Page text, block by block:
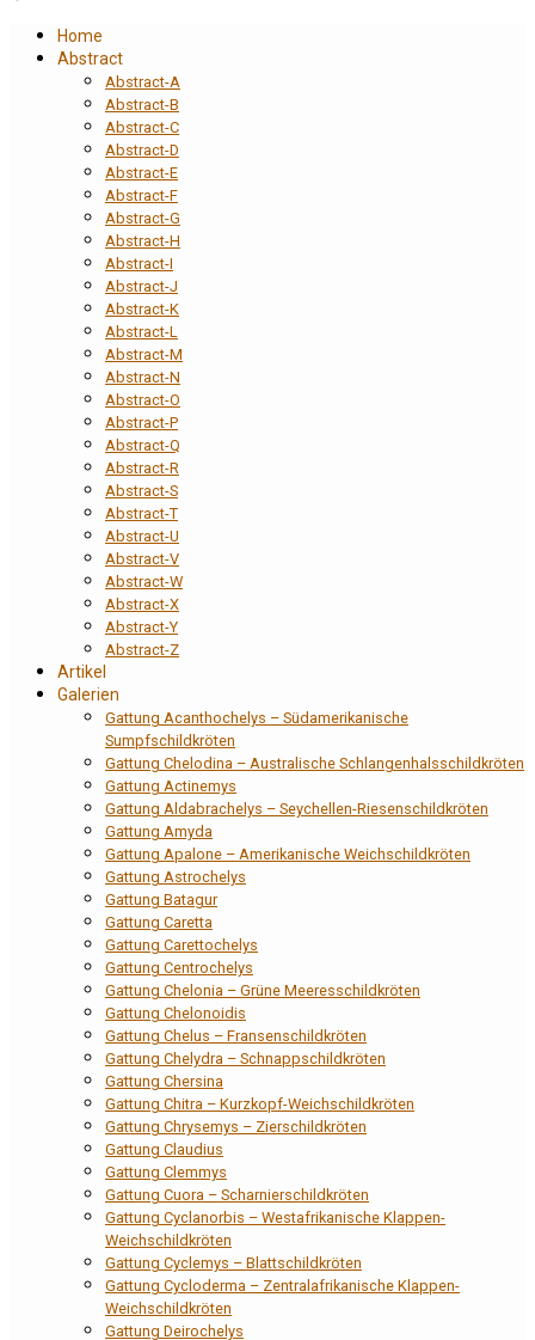
Home
Abstract
Abstract-A
Abstract-B
Abstract-C
Abstract-D
Abstract-E
Abstract-F
Abstract-G
Abstract-H
Abstract-I
Abstract-J
Abstract-K
Abstract-L
Abstract-M
Abstract-N
Abstract-O
Abstract-P
Abstract-Q
Abstract-R
Abstract-S
Abstract-T
Abstract-U
Abstract-V
Abstract-W
Abstract-X
Abstract-Y
Abstract-Z
Artikel
Galerien
Gattung Acanthochelys – Südamerikanische
Sumpfschildkröten
Gattung Chelodina – Australische Schlangenhalsschildkröten
Gattung Actinemys
Gattung Aldabrachelys – Seychellen-Riesenschildkröten
Gattung Amyda
Gattung Apalone – Amerikanische Weichschildkröten
Gattung Astrochelys
Gattung Batagur
Gattung Caretta
Gattung Carettochelys
Gattung Centrochelys
Gattung Chelonia – Grüne Meeresschildkröten
Gattung Chelonoidis
Gattung Chelus – Fransenschildkröten
Gattung Chelydra – Schnappschildkröten
Gattung Chersina
Gattung Chitra – Kurzkopf-Weichschildkröten
Gattung Chrysemys – Zierschildkröten
Gattung Claudius
Gattung Clemmys
Gattung Cuora – Scharnierschildkröten
Gattung Cyclanorbis – Westafrikanische Klappen-
Weichschildkröten
Gattung Cyclemys – Blattschildkröten
Gattung Cycloderma – Zentralafrikanische Klappen-
Weichschildkröten
Gattung Deirochelys